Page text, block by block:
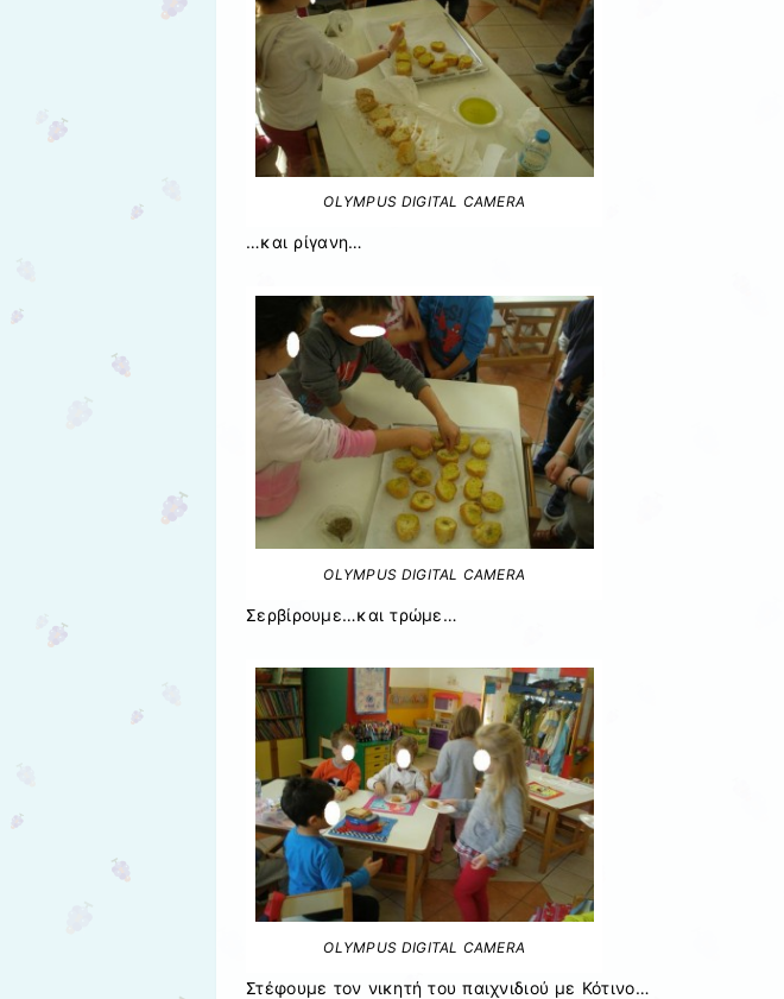
OLYMPUS DIGITAL CAMERA
…και ρίγανη…
OLYMPUS DIGITAL CAMERA
Σερβίρουμε…και τρώμε…
OLYMPUS DIGITAL CAMERA
Στέφουμε τον νικητή του παιχνιδιού με Κότινο…